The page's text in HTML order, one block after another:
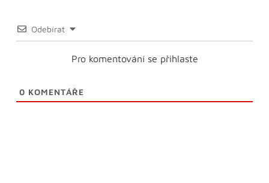
Odebírat
Pro komentování se přihlaste
0 KOMENTÁŘE